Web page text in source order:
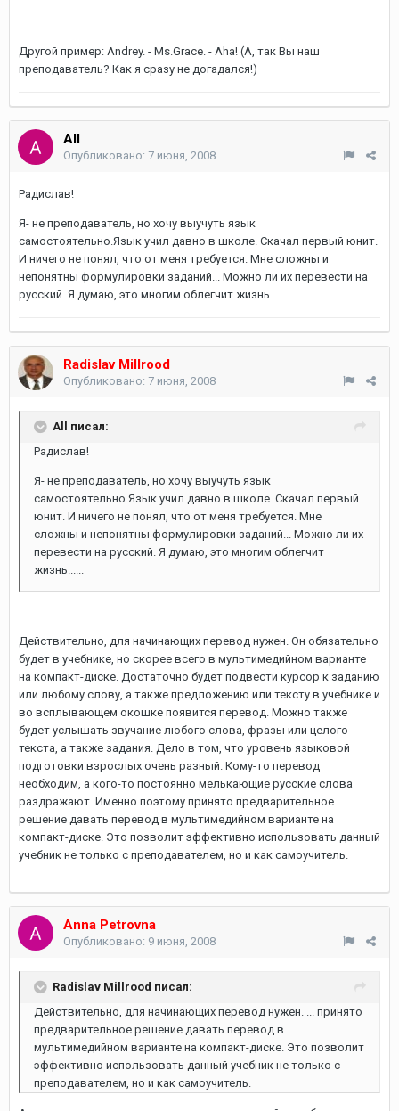
Другой пример: Andrey. - Ms.Grace. - Aha! (А, так Вы наш
преподаватель? Как я сразу не догадался!)
All
Опубликовано: 7 июня, 2008
Радислав!
Я- не преподаватель, но хочу выучуть язык
самостоятельно.Язык учил давно в школе. Скачал первый юнит.
И ничего не понял, что от меня требуется. Мне сложны и
непонятны формулировки заданий... Можно ли их перевести на
русский. Я думаю, это многим облегчит жизнь......
Radislav Millrood
Опубликовано: 7 июня, 2008
All писал:
Радислав!
Я- не преподаватель, но хочу выучуть язык
самостоятельно.Язык учил давно в школе. Скачал первый
юнит. И ничего не понял, что от меня требуется. Мне
сложны и непонятны формулировки заданий... Можно ли их
перевести на русский. Я думаю, это многим облегчит
жизнь......
Действительно, для начинающих перевод нужен. Он обязательно
будет в учебнике, но скорее всего в мультимедийном варианте
на компакт-диске. Достаточно будет подвести курсор к заданию
или любому слову, а также предложению или тексту в учебнике и
во всплывающем окошке появится перевод. Можно также
будет услышать звучание любого слова, фразы или целого
текста, а также задания. Дело в том, что уровень языковой
подготовки взрослых очень разный. Кому-то перевод
необходим, а кого-то постоянно мелькающие русские слова
раздражают. Именно поэтому принято предварительное
решение давать перевод в мультимедийном варианте на
компакт-диске. Это позволит эффективно использовать данный
учебник не только с преподавателем, но и как самоучитель.
Anna Petrovna
Опубликовано: 9 июня, 2008
Radislav Millrood писал:
Действительно, для начинающих перевод нужен. ... принято
предварительное решение давать перевод в
мультимедийном варианте на компакт-диске. Это позволит
эффективно использовать данный учебник не только с
преподавателем, но и как самоучитель.